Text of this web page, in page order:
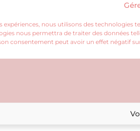
expériences, nous utilisons des technologies
nous permettra de traiter des données
consentement peut avoir un effet négatif